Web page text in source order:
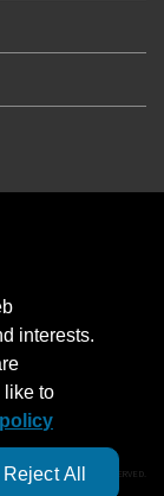
Ltd. ALL RIGHTS RESERVED.
interests.
like to
Reject All